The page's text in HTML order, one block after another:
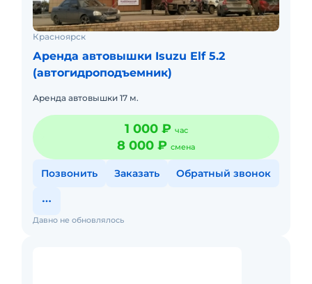
Красноярск
Аренда автовышки Isuzu Elf 5.2
(автогидроподъемник)
Аренда автовышки 17 м.
1 000 ₽ час
8 000 ₽ смена
Позвонить Заказать Обратный звонок
Давно не обновлялось